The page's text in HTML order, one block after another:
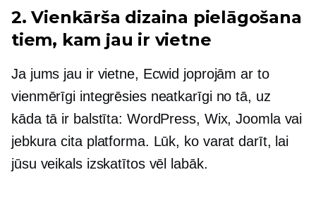
2. Vienkārša dizaina pielāgošana
tiem, kam jau ir vietne
Ja jums jau ir vietne, Ecwid joprojām ar to
vienmērīgi integrēsies neatkarīgi no tā, uz
kāda tā ir balstīta: WordPress, Wix, Joomla vai
jebkura cita platforma. Lūk, ko varat darīt, lai
jūsu veikals izskatītos vēl labāk.